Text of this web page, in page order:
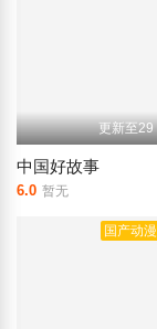
更新至29
中国好故事
6.0 暂无
国产动漫